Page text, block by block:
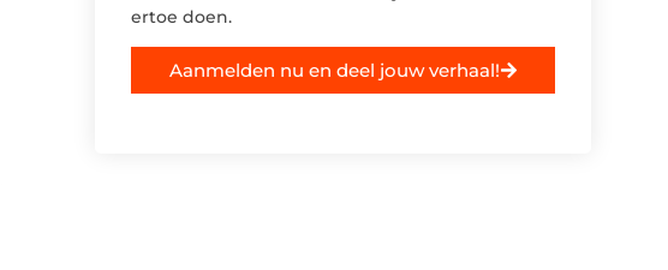
ertoe doen.
Aanmelden nu en deel jouw verhaal!